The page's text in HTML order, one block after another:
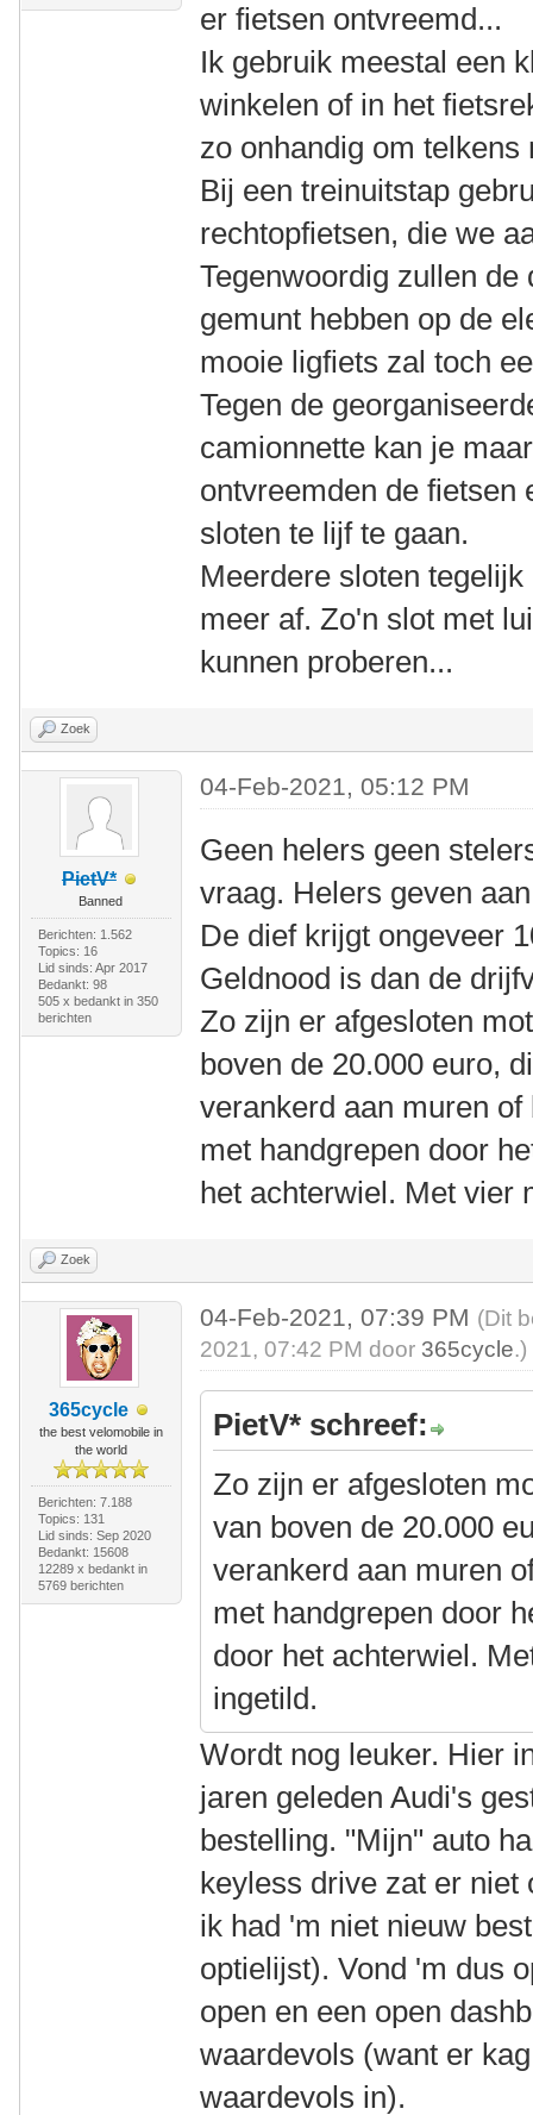
er fietsen ontvreemd...
Ik gebruik meestal een
winkelen of in het
zo onhandig om telkens
Bij een treinuitstap
rechtopfietsen, die we
Tegenwoordig zullen
gemunt hebben op de
mooie ligfiets zal toch
Tegen de
camionnette kan je
ontvreemden de fietsen
sloten te lijf te gaan.
Meerdere sloten
meer af. Zo'n slot met
kunnen proberen...
Zoek
PietV*
Banned
Berichten: 1.562
Topics: 16
Lid sinds: Apr 2017
Bedankt: 98
505 x bedankt in 350
berichten
04-Feb-2021, 05:12 PM
Geen helers geen
vraag. Helers geven
De dief krijgt ongeveer
Geldnood is dan de
Zo zijn er afgesloten
boven de 20.000 euro,
verankerd aan muren
met handgrepen door
het achterwiel. Met vier
Zoek
365cycle
the best velomobile in
the world
Berichten: 7.188
Topics: 131
Lid sinds: Sep 2020
Bedankt: 15608
12289 x bedankt in
5769 berichten
04-Feb-2021, 07:39 PM (Dit
2021, 07:42 PM door 365cycle.)
PietV* schreef:
Zo zijn er afgesloten
van boven de 20.000
verankerd aan muren
met handgrepen door
door het achterwiel.
ingetild.
Wordt nog leuker. Hier
jaren geleden Audi's
bestelling. "Mijn" auto
keyless drive zat er niet
ik had 'm niet nieuw
optielijst). Vond 'm dus
open en een open
waardevols (want er
waardevols in).